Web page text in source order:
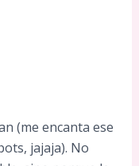
(me encanta ese
jajaja). No